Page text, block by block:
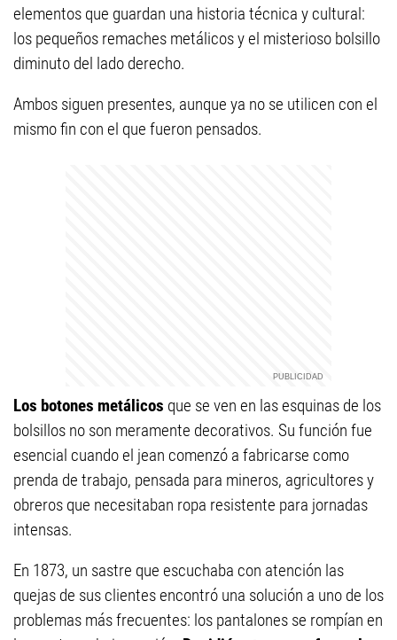
elementos que guardan una historia técnica y cultural:
los pequeños remaches metálicos y el misterioso bolsillo
diminuto del lado derecho.
Ambos siguen presentes, aunque ya no se utilicen con el
mismo fin con el que fueron pensados.
Los botones metálicos que se ven en las esquinas de los
bolsillos no son meramente decorativos. Su función fue
esencial cuando el jean comenzó a fabricarse como
prenda de trabajo, pensada para mineros, agricultores y
obreros que necesitaban ropa resistente para jornadas
intensas.
En 1873, un sastre que escuchaba con atención las
quejas de sus clientes encontró una solución a uno de los
problemas más frecuentes: los pantalones se rompían en